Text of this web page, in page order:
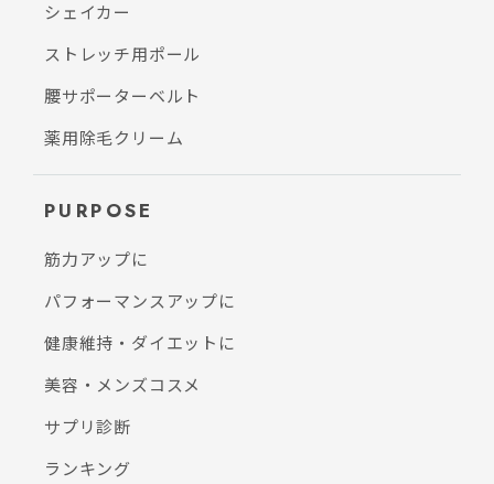
シェイカー
ストレッチ用ポール
腰サポーターベルト
薬用除毛クリーム
PURPOSE
筋力アップに
パフォーマンスアップに
健康維持・ダイエットに
美容・メンズコスメ
サプリ診断
ランキング